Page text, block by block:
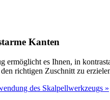
Kanten
ermöglicht es Ihnen, in
richtigen Zuschnitt zu
des Skalpellwerkzeugs »